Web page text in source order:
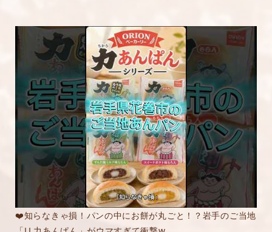
❤️知らなきゃ損！パンの中にお餅が丸ごと！？岩手のご当地